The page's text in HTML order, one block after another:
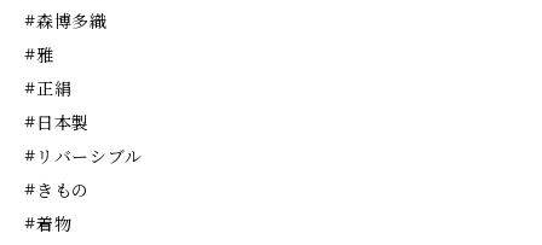
#森博多織
#雅
#正絹
#日本製
#リバーシブル
#きもの
#着物